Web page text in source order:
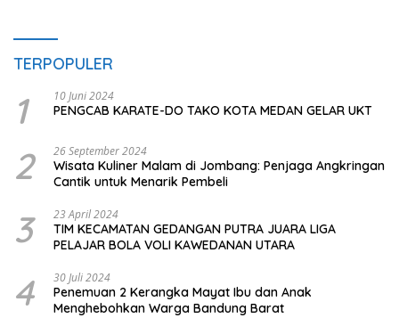
TERPOPULER
1 10 Juni 2024
PENGCAB KARATE-DO TAKO KOTA MEDAN GELAR UKT
2 26 September 2024
Wisata Kuliner Malam di Jombang: Penjaga Angkringan
Cantik untuk Menarik Pembeli
3 23 April 2024
TIM KECAMATAN GEDANGAN PUTRA JUARA LIGA
PELAJAR BOLA VOLI KAWEDANAN UTARA
4 30 Juli 2024
Penemuan 2 Kerangka Mayat Ibu dan Anak
Menghebohkan Warga Bandung Barat